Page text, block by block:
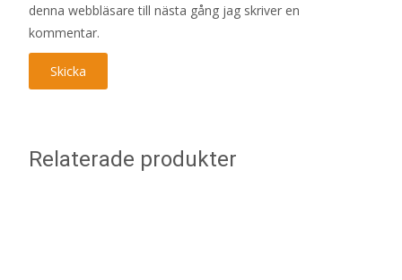
denna webbläsare till nästa gång jag skriver en
kommentar.
Relaterade produkter